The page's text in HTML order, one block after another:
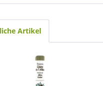
Artikel